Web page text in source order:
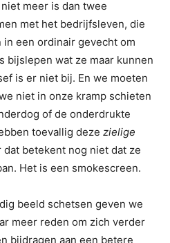
meer is dan twee
met het bedrijfsleven, die
een ordinair gevecht om
bijslepen wat ze maar kunnen
is er niet bij. En we moeten
niet in onze kramp schieten
of de onderdrukte
toevallig deze zielige
betekent nog niet dat ze
Het is een smokescreen.
beeld schetsen geven we
meer reden om zich verder
bijdragen aan een betere